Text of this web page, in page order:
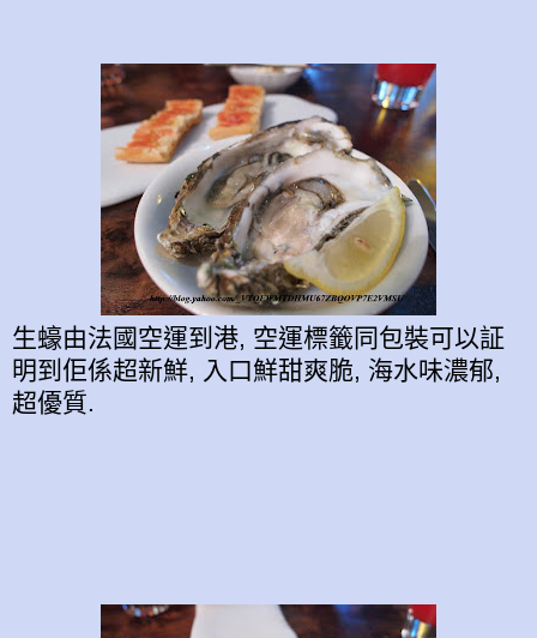
生蠔由法國空運到港, 空運標籤同包裝可以証
明到佢係超新鮮, 入口鮮甜爽脆, 海水味濃郁,
超優質.